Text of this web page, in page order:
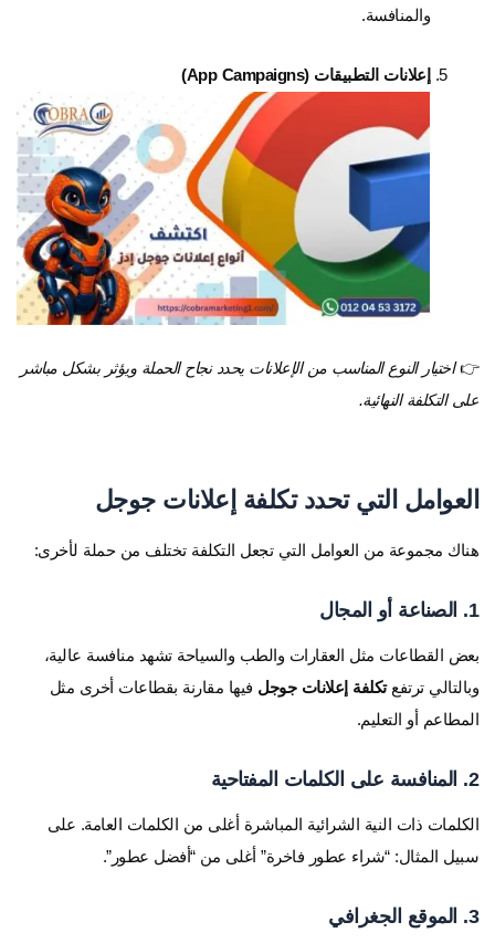
والمنافسة.
إعلانات التطبيقات (App Campaigns)
👉اختيار النوع المناسب من الإعلانات يحدد نجاح الحملة ويؤثر بشكل مباشر
على التكلفة النهائية.
العوامل التي تحدد تكلفة إعلانات جوجل
هناك مجموعة من العوامل التي تجعل التكلفة تختلف من حملة لأخرى:
1. الصناعة أو المجال
بعض القطاعات مثل العقارات والطب والسياحة تشهد منافسة عالية،
وبالتالي ترتفعتكلفة إعلانات جوجل فيها مقارنة بقطاعات أخرى مثل
المطاعم أو التعليم.
2. المنافسة على الكلمات المفتاحية
الكلمات ذات النية الشرائية المباشرة أغلى من الكلمات العامة. على
سبيل المثال: “شراء عطور فاخرة” أغلى من “أفضل عطور”.
3. الموقع الجغرافي